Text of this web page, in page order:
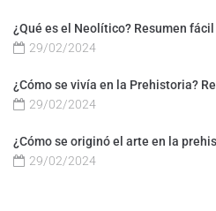
¿Qué es el Neolítico? Resumen
29/02/2024
¿Cómo se vivía en la Prehistoria?
29/02/2024
¿Cómo se originó el arte en la
29/02/2024